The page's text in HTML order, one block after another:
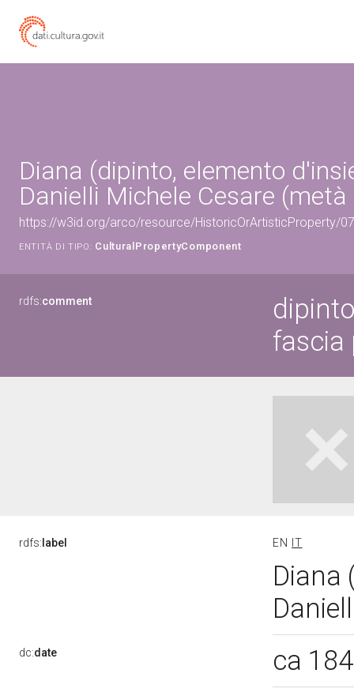
Diana (dipinto, elemento
Danielli Michele Cesare (metà
https://w3id.org/arco/resource/HistoricOrArtisticProperty/
ENTITÀ DI TIPO: CulturalPropertyComponent
rdfs:comment
fascia
rdfs: label EN IT
Diana
dc:date ca